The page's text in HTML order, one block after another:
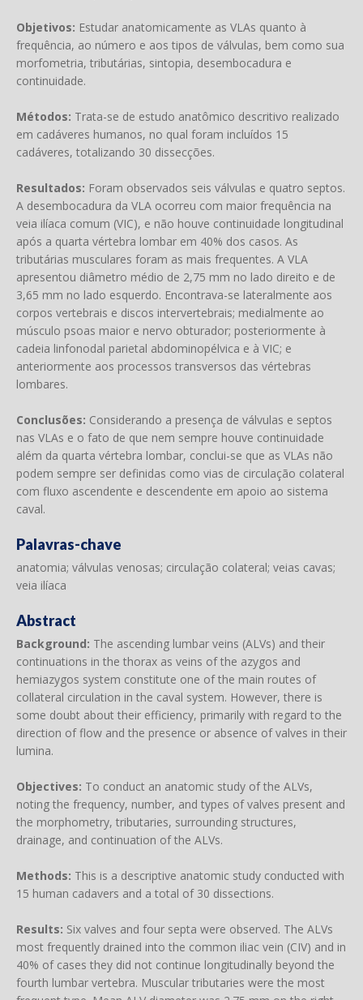
Objetivos: Estudar anatomicamente as VLAs quanto à
frequência, ao número e aos tipos de válvulas, bem como sua
morfometria, tributárias, sintopia, desembocadura e
continuidade.
Métodos: Trata-se de estudo anatômico descritivo realizado
em cadáveres humanos, no qual foram incluídos 15
cadáveres, totalizando 30 dissecções.
Resultados: Foram observados seis válvulas e quatro septos.
A desembocadura da VLA ocorreu com maior frequência na
veia ilíaca comum (VIC), e não houve continuidade longitudinal
após a quarta vértebra lombar em 40% dos casos. As
tributárias musculares foram as mais frequentes. A VLA
apresentou diâmetro médio de 2,75 mm no lado direito e de
3,65 mm no lado esquerdo. Encontrava-se lateralmente aos
corpos vertebrais e discos intervertebrais; medialmente ao
músculo psoas maior e nervo obturador; posteriormente à
cadeia linfonodal parietal abdominopélvica e à VIC; e
anteriormente aos processos transversos das vértebras
lombares.
Conclusões: Considerando a presença de válvulas e septos
nas VLAs e o fato de que nem sempre houve continuidade
além da quarta vértebra lombar, conclui-se que as VLAs não
podem sempre ser definidas como vias de circulação colateral
com fluxo ascendente e descendente em apoio ao sistema
caval.
Palavras-chave
anatomia; válvulas venosas; circulação colateral; veias cavas;
veia ilíaca
Abstract
Background: The ascending lumbar veins (ALVs) and their
continuations in the thorax as veins of the azygos and
hemiazygos system constitute one of the main routes of
collateral circulation in the caval system. However, there is
some doubt about their efficiency, primarily with regard to the
direction of flow and the presence or absence of valves in their
lumina.
Objectives: To conduct an anatomic study of the ALVs,
noting the frequency, number, and types of valves present and
the morphometry, tributaries, surrounding structures,
drainage, and continuation of the ALVs.
Methods: This is a descriptive anatomic study conducted with
15 human cadavers and a total of 30 dissections.
Results: Six valves and four septa were observed. The ALVs
most frequently drained into the common iliac vein (CIV) and in
40% of cases they did not continue longitudinally beyond the
fourth lumbar vertebra. Muscular tributaries were the most